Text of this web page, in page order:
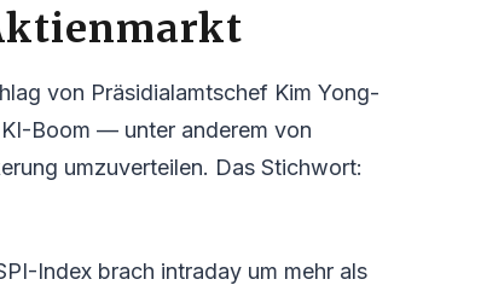
von Präsidialamtschef Kim Yong-
Boom — unter anderem von
umzuverteilen. Das Stichwort:
Index brach intraday um mehr als